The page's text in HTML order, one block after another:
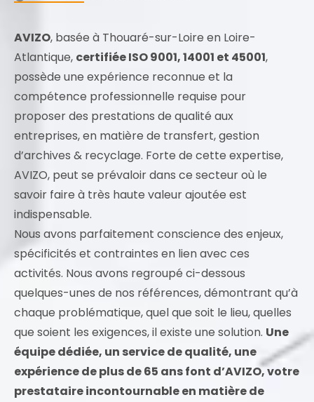
AVIZO, basée à Thouaré-sur-Loire en Loire-
Atlantique, certifiée ISO 9001, 14001 et 45001,
possède une expérience reconnue et la
compétence professionnelle requise pour
proposer des prestations de qualité aux
entreprises, en matière de transfert, gestion
d’archives & recyclage. Forte de cette expertise,
AVIZO, peut se prévaloir dans ce secteur où le
savoir faire à très haute valeur ajoutée est
indispensable.
Nous avons parfaitement conscience des enjeux,
spécificités et contraintes en lien avec ces
activités. Nous avons regroupé ci-dessous
quelques-unes de nos références, démontrant qu’à
chaque problématique, quel que soit le lieu, quelles
que soient les exigences, il existe une solution. Une
équipe dédiée, un service de qualité, une
expérience de plus de 65 ans font d’AVIZO, votre
prestataire incontournable en matière de